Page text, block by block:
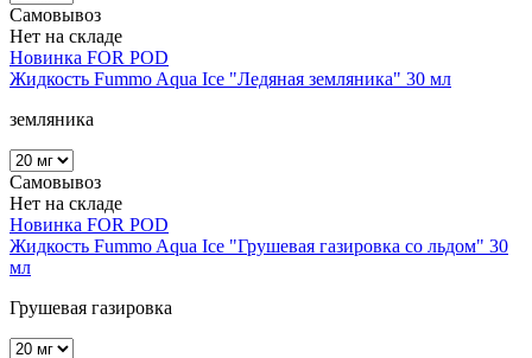
Самовывоз
Нет на складе
Новинка FOR POD
Жидкость Fummo Aqua Ice "Ледяная земляника" 30 мл
земляника
Самовывоз
Нет на складе
Новинка FOR POD
Жидкость Fummo Aqua Ice "Грушевая газировка со льдом" 30
мл
Грушевая газировка